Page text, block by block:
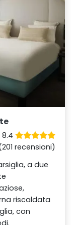
recensioni)
a due
riscaldata
con